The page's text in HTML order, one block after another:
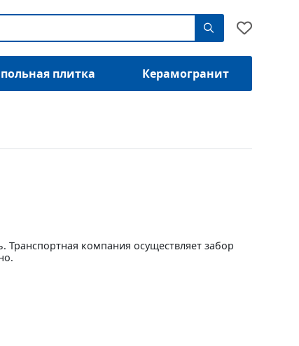
плитка Керамогранит
Транспортная компания осуществляет забор